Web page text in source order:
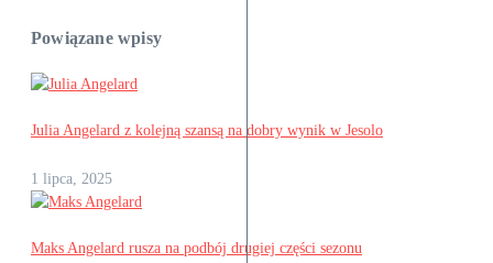
Powiązane wpisy
Julia Angelard z kolejną szansą na dobry wynik w Jesolo
1 lipca, 2025
Maks Angelard rusza na podbój drugiej części sezonu